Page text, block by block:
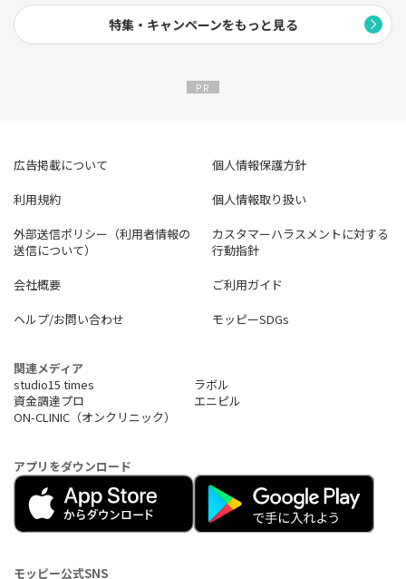
特集・キャンペーンをもっと見る
広告掲載について
個人情報保護方針
利用規約
個人情報取り扱い
外部送信ポリシー（利用者情報の
送信について）
カスタマーハラスメントに対する
行動指針
会社概要
ご利用ガイド
ヘルプ/お問い合わせ
モッピーSDGs
関連メディア
studio15 times
ラボル
資金調達プロ
エニピル
ON-CLINIC（オンクリニック）
アプリをダウンロード
モッピー公式SNS